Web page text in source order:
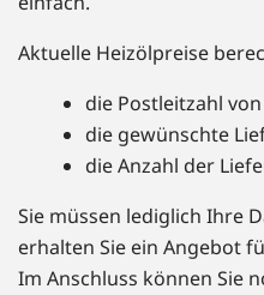
Aktuelle Heizölpreise
die Postleitzahl
die gewünschte
die Anzahl der
Sie müssen lediglich Ihre
erhalten Sie ein Angebot
Im Anschluss können Sie